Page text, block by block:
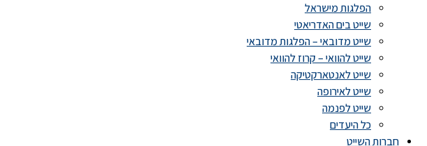
הפלגות מישראל
שייט בים האדריאטי
שייט מדובאי – הפלגות מדובאי
שייט להוואי – קרוז להוואי
שייט לאנטארקטיקה
שייט לאירופה
שייט לפנמה
כל היעדים
חברות השייט